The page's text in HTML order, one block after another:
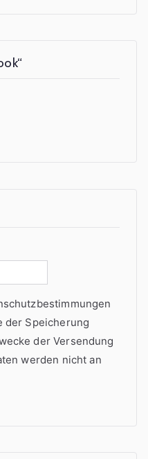
der Speicherung
der Versendung
werden nicht an